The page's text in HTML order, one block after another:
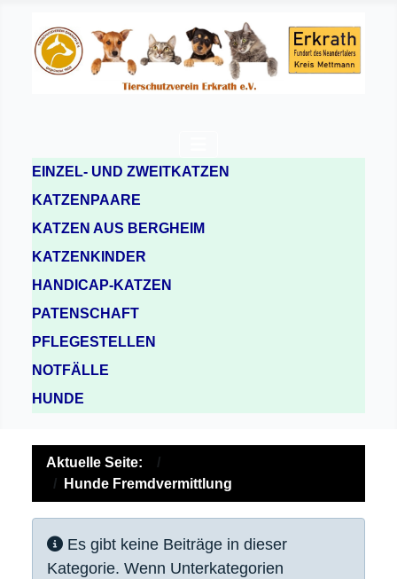
EINZEL- UND ZWEITKATZEN
KATZENPAARE
KATZEN AUS BERGHEIM
KATZENKINDER
HANDICAP-KATZEN
PATENSCHAFT
PFLEGESTELLEN
NOTFÄLLE
HUNDE
Aktuelle Seite:
Hunde Fremdvermittlung
Information
Es gibt keine Beiträge in dieser
Kategorie. Wenn Unterkategorien